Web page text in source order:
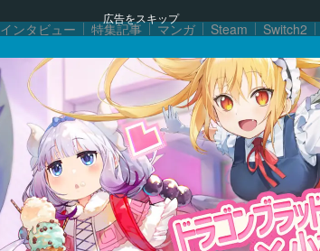
広告をスキップ
インタビュー 特集記事 マンガ Steam Switch2